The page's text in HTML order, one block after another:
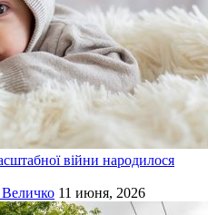
війни народилося
11 июня, 2026